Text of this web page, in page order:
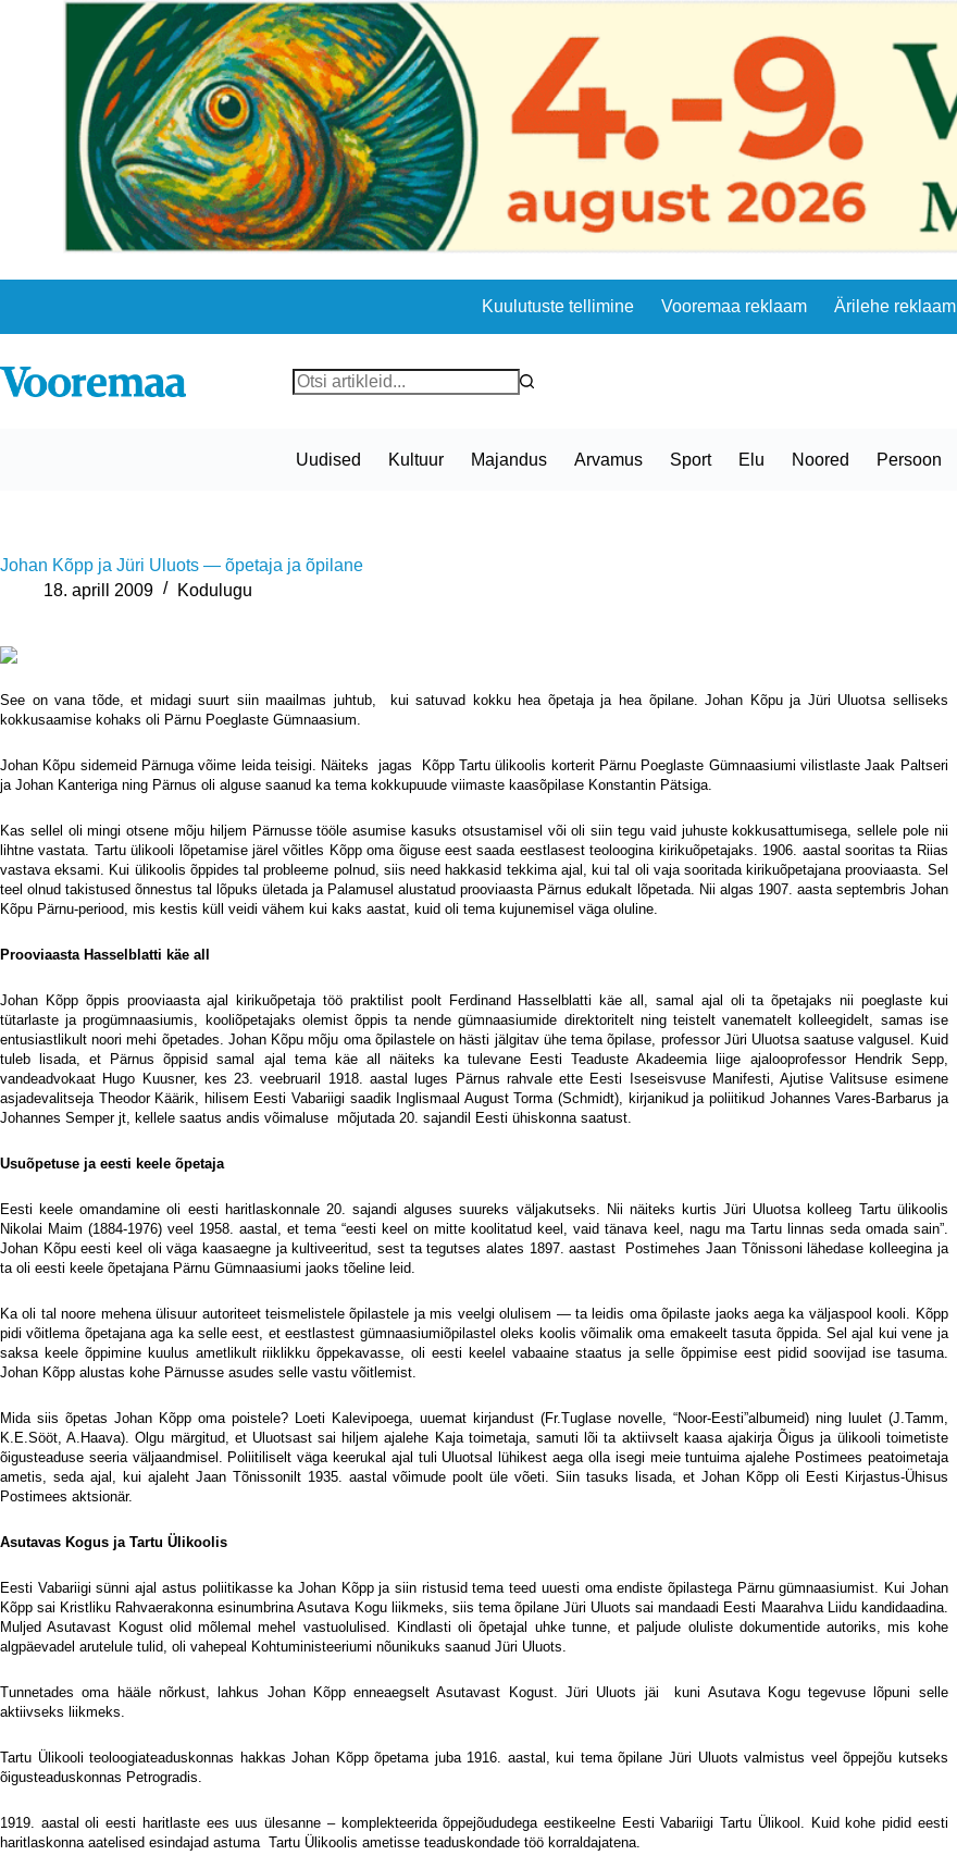
Kuulutuste tellimine Vooremaa reklaam Ärilehe reklaam
Uudised Kultuur Majandus Arvamus Sport Elu Noored Persoon
Johan Kõpp ja Jüri Uluots — õpetaja ja õpilane
18. aprill 2009
Kodulugu
See on vana tõde, et midagi suurt siin maailmas juhtub,
kui satuvad kokku hea õpetaja ja hea õpilane. Johan Kõpu ja Jüri Uluotsa selliseks
kokkusaamise kohaks oli Pärnu Poeglaste Gümnaasium.
Johan Kõpu sidemeid Pärnuga võime leida teisigi. Näiteks jagas
Kõpp Tartu ülikoolis korterit Pärnu Poeglaste Gümnaasiumi vilistlaste Jaak Paltseri
ja Johan Kanteriga ning Pärnus oli alguse saanud ka tema kokkupuude viimaste kaasõpilase Konstantin Pätsiga.
Kas sellel oli mingi otsene mõju hiljem Pärnusse tööle asumise kasuks otsustamisel või oli siin tegu vaid juhuste kokkusattumisega, sellele pole nii
lihtne vastata. Tartu ülikooli lõpetamise järel võitles Kõpp oma õiguse eest saada eestlasest teoloogina kirikuõpetajaks. 1906. aastal sooritas ta Riias
vastava eksami. Kui ülikoolis õppides tal probleeme polnud, siis need hakkasid tekkima ajal, kui tal oli vaja sooritada kirikuõpetajana prooviaasta. Sel
teel olnud takistused õnnestus tal lõpuks ületada ja Palamusel alustatud prooviaasta Pärnus edukalt lõpetada. Nii algas 1907. aasta septembris Johan
Kõpu Pärnu-periood, mis kestis küll veidi vähem kui kaks aastat, kuid oli tema kujunemisel väga oluline.
Prooviaasta Hasselblatti käe all
Johan Kõpp õppis prooviaasta ajal kirikuõpetaja töö praktilist poolt Ferdinand Hasselblatti käe all, samal ajal oli ta õpetajaks nii poeglaste kui
tütarlaste ja progümnaasiumis, kooliõpetajaks olemist õppis ta nende gümnaasiumide direktoritelt ning teistelt vanematelt kolleegidelt, samas ise
entusiastlikult noori mehi õpetades. Johan Kõpu mõju oma õpilastele on hästi jälgitav ühe tema õpilase, professor Jüri Uluotsa saatuse valgusel. Kuid
tuleb lisada, et Pärnus õppisid samal ajal tema käe all näiteks ka tulevane Eesti Teaduste Akadeemia liige ajalooprofessor Hendrik Sepp,
vandeadvokaat Hugo Kuusner, kes 23. veebruaril 1918. aastal luges Pärnus rahvale ette Eesti Iseseisvuse Manifesti, Ajutise Valitsuse esimene
asjadevalitseja Theodor Käärik, hilisem Eesti Vabariigi saadik Inglismaal August Torma (Schmidt), kirjanikud ja poliitikud Johannes Vares-Barbarus ja
Johannes Semper jt, kellele saatus andis võimaluse mõjutada 20. sajandil Eesti ühiskonna saatust.
Usuõpetuse ja eesti keele õpetaja
Eesti keele omandamine oli eesti haritlaskonnale 20. sajandi alguses suureks väljakutseks. Nii näiteks kurtis Jüri Uluotsa kolleeg Tartu ülikoolis
Nikolai Maim (1884-1976) veel 1958. aastal, et tema “eesti keel on mitte koolitatud keel, vaid tänava keel, nagu ma Tartu linnas seda omada sain”.
Johan Kõpu eesti keel oli väga kaasaegne ja kultiveeritud, sest ta tegutses alates 1897. aastast
Postimehes Jaan Tõnissoni lähedase kolleegina ja
ta oli eesti keele õpetajana Pärnu Gümnaasiumi jaoks tõeline leid.
Ka oli tal noore mehena ülisuur autoriteet teismelistele õpilastele ja mis veelgi olulisem — ta leidis oma õpilaste jaoks aega ka väljaspool kooli. Kõpp
pidi võitlema õpetajana aga ka selle eest, et eestlastest gümnaasiumiõpilastel oleks koolis võimalik oma emakeelt tasuta õppida. Sel ajal kui vene ja
saksa keele õppimine kuulus ametlikult riiklikku õppekavasse, oli eesti keelel vabaaine staatus ja selle õppimise eest pidid soovijad ise tasuma.
Johan Kõpp alustas kohe Pärnusse asudes selle vastu võitlemist.
Mida siis õpetas Johan Kõpp oma poistele? Loeti Kalevipoega, uuemat kirjandust (Fr.Tuglase novelle, “Noor-Eesti”albumeid) ning luulet (J.Tamm,
K.E.Sööt, A.Haava). Olgu märgitud, et Uluotsast sai hiljem ajalehe Kaja toimetaja, samuti lõi ta aktiivselt kaasa ajakirja Õigus ja ülikooli toimetiste
õigusteaduse seeria väljaandmisel. Poliitiliselt väga keerukal ajal tuli Uluotsal lühikest aega olla isegi meie tuntuima ajalehe Postimees peatoimetaja
ametis, seda ajal, kui ajaleht Jaan Tõnissonilt 1935. aastal võimude poolt üle võeti. Siin tasuks lisada, et Johan Kõpp oli Eesti Kirjastus-Ühisus
Postimees aktsionär.
Asutavas Kogus ja Tartu Ülikoolis
Eesti Vabariigi sünni ajal astus poliitikasse ka Johan Kõpp ja siin ristusid tema teed uuesti oma endiste õpilastega Pärnu gümnaasiumist. Kui Johan
Kõpp sai Kristliku Rahvaerakonna esinumbrina Asutava Kogu liikmeks, siis tema õpilane Jüri Uluots sai mandaadi Eesti Maarahva Liidu kandidaadina.
Muljed Asutavast Kogust olid mõlemal mehel vastuolulised. Kindlasti oli õpetajal uhke tunne, et paljude oluliste dokumentide autoriks, mis kohe
algpäevadel arutelule tulid, oli vahepeal Kohtuministeeriumi nõunikuks saanud Jüri Uluots.
Tunnetades oma hääle nõrkust, lahkus Johan Kõpp enneaegselt Asutavast Kogust. Jüri Uluots jäi
kuni Asutava Kogu tegevuse lõpuni selle
aktiivseks liikmeks.
Tartu Ülikooli teoloogiateaduskonnas hakkas Johan Kõpp õpetama juba 1916. aastal, kui tema õpilane Jüri Uluots valmistus veel õppejõu kutseks
õigusteaduskonnas Petrogradis.
1919. aastal oli eesti haritlaste ees uus ülesanne – komplekteerida õppejõududega eestikeelne Eesti Vabariigi Tartu Ülikool. Kuid kohe pidid eesti
haritlaskonna aatelised esindajad astuma Tartu Ülikoolis ametisse teaduskondade töö korraldajatena.